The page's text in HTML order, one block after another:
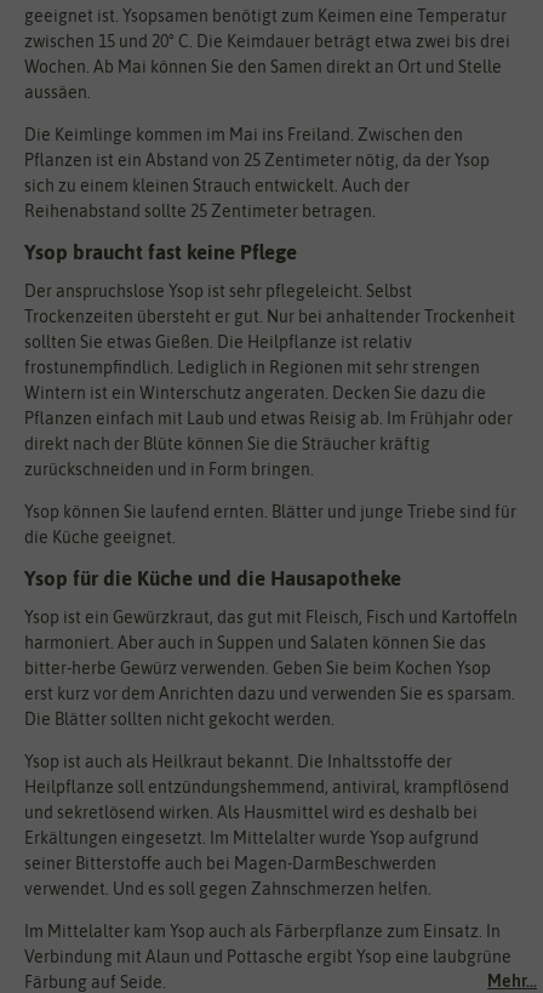
Mehr...
geeignet ist. Ysopsamen benötigt zum Keimen eine Temperatur
zwischen 15 und 20° C. Die Keimdauer beträgt etwa zwei bis drei
Wochen. Ab Mai können Sie den Samen direkt an Ort und Stelle
aussäen.
Die Keimlinge kommen im Mai ins Freiland. Zwischen den
Pflanzen ist ein Abstand von 25 Zentimeter nötig, da der Ysop
sich zu einem kleinen Strauch entwickelt. Auch der
Reihenabstand sollte 25 Zentimeter betragen.
Ysop braucht fast keine Pflege
Der anspruchslose Ysop ist sehr pflegeleicht. Selbst
Trockenzeiten übersteht er gut. Nur bei anhaltender Trockenheit
sollten Sie etwas Gießen. Die Heilpflanze ist relativ
frostunempfindlich. Lediglich in Regionen mit sehr strengen
Wintern ist ein Winterschutz angeraten. Decken Sie dazu die
Pflanzen einfach mit Laub und etwas Reisig ab. Im Frühjahr oder
direkt nach der Blüte können Sie die Sträucher kräftig
zurückschneiden und in Form bringen.
Ysop können Sie laufend ernten. Blätter und junge Triebe sind für
die Küche geeignet.
Ysop für die Küche und die Hausapotheke
Ysop ist ein Gewürzkraut, das gut mit Fleisch, Fisch und Kartoffeln
harmoniert. Aber auch in Suppen und Salaten können Sie das
bitter-herbe Gewürz verwenden. Geben Sie beim Kochen Ysop
erst kurz vor dem Anrichten dazu und verwenden Sie es sparsam.
Die Blätter sollten nicht gekocht werden.
Ysop ist auch als Heilkraut bekannt. Die Inhaltsstoffe der
Heilpflanze soll entzündungshemmend, antiviral, krampflösend
und sekretlösend wirken. Als Hausmittel wird es deshalb bei
Erkältungen eingesetzt. Im Mittelalter wurde Ysop aufgrund
seiner Bitterstoffe auch bei Magen-DarmBeschwerden
verwendet. Und es soll gegen Zahnschmerzen helfen.
Im Mittelalter kam Ysop auch als Färberpflanze zum Einsatz. In
Verbindung mit Alaun und Pottasche ergibt Ysop eine laubgrüne
Färbung auf Seide.